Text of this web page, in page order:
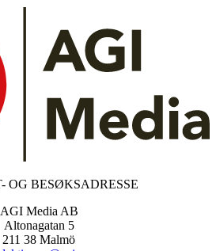
OG BESØKSADRESSE
AGI Media AB
Altonagatan 5
211 38 Malmö